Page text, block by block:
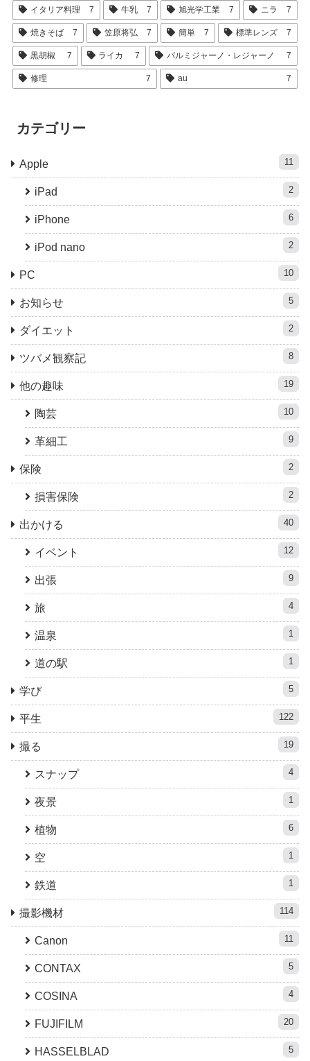
イタリア料理 7 牛乳 7 旭光学工業 7 ニラ 7
焼きそば 7 笠原将弘 7 簡単 7 標準レンズ 7
黒胡椒 7 ライカ 7 パルミジャーノ・レジャーノ 7
修理 7 au 7
カテゴリー
Apple 11
iPad 2
iPhone 6
iPod nano 2
PC 10
お知らせ 5
ダイエット 2
ツバメ観察記 8
他の趣味 19
陶芸 10
革細工 9
保険 2
損害保険 2
出かける 40
イベント 12
出張 9
旅 4
温泉 1
道の駅 1
学び 5
平生 122
撮る 19
スナップ 4
夜景 1
植物 6
空 1
鉄道 1
撮影機材 114
Canon 11
CONTAX 5
COSINA 4
FUJIFILM 20
HASSELBLAD 5